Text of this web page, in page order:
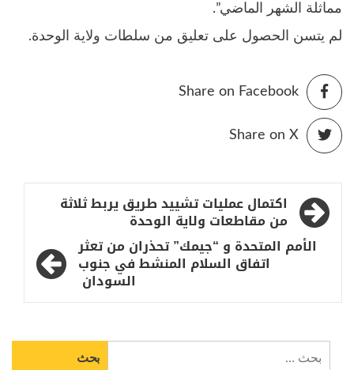
مماثلة الشهر الماضي”.
لم يتسن الحصول على تعليق من سلطات ولاية الوحدة.
Share on Facebook
Share on X
تصفّح
المقالات
اكتمال عمليات تشييد طريق يربط ثلاثة
من مقاطعات ولاية الوحدة
الأمم المتحدة و “جيمك” تحذران من تعثر
اتفاق السلام المنشط في جنوب
السودان
عن: